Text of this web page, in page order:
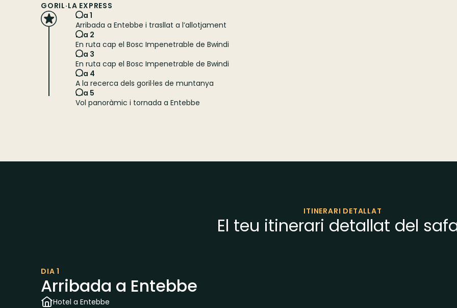
GORIL·LA EXPRESS
Dia 1
Arribada a Entebbe i trasllat a l’allotjament
Dia 2
En ruta cap el Bosc Impenetrable de Bwindi
Dia 3
En ruta cap el Bosc Impenetrable de Bwindi
Dia 4
A la recerca dels goril·les de muntanya
Dia 5
Vol panoràmic i tornada a Entebbe
ITINERARI DETALLAT
El teu itinerari detallat del
DIA 1
Arribada a Entebbe
Hotel a Entebbe